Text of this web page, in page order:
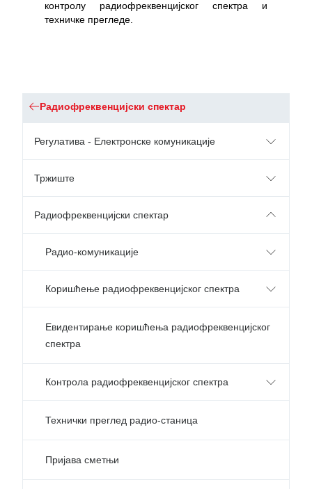
Радиофреквенцијски спектар
Регулатива - Електронске комуникације
Тржиште
Радиофреквенцијски спектар
Радио-комуникације
Коришћење радиофреквенцијског спектра
Евидентирање коришћења радиофреквенцијског
спектра
Контрола радиофреквенцијског спектра
Технички преглед радио-станица
Пријава сметњи
контролу радиофреквенцијског спектра и
техничке прегледе.